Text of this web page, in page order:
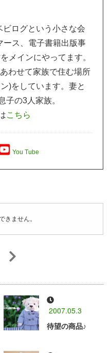
ログという小さな会
ース、電子書籍出版事
メインにやってます。
わせて家族で住む場所
)をしています。妻と
子の3人家族。
こちら
You Tube
きません。
2007.05.3
待望の商品♪